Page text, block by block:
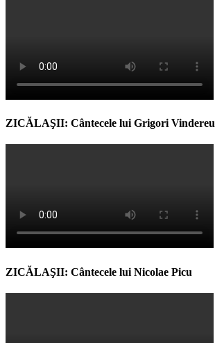
ZICĂLAŞII: Cântecele lui Grigori Vindereu
ZICĂLAŞII: Cântecele lui Nicolae Picu